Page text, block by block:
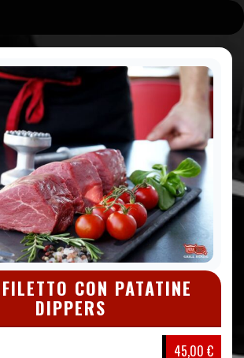
Purabrace
CON PATATINE
DIPPERS
45,00 €